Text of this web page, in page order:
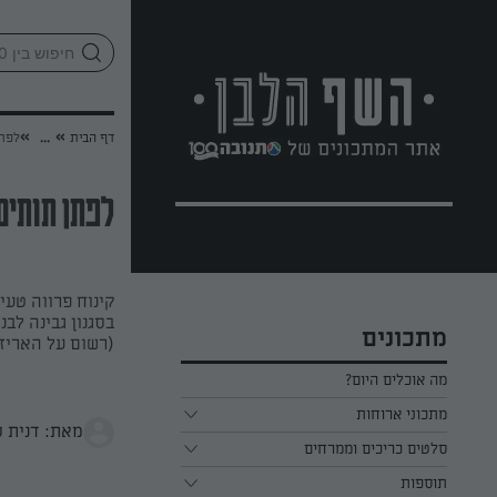
מתכונים
מה אוכלים היום?
מתכוני ארוחות
ארוחת בוקר
ארוחת צהריים
סלטים כריכים וממרחים
כל הסלטים כריכים וממרחים
תוספות
דף הבית »
...
»
לפתן
קינוח פרווה
בסגנון גבינה
(רשום על
מאת: דנית